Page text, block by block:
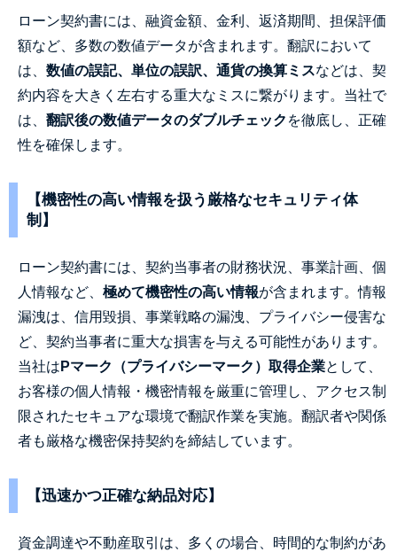
ローン契約書には、融資金額、金利、返済期間、担保評価
額など、多数の数値データが含まれます。翻訳において
は、 数値の誤記、単位の誤訳、通貨の換算ミスなどは、契
約内容を大きく左右する重大なミスに繋がります。当社で
は、 翻訳後の数値データのダブルチェック を徹底し、正確
性を確保します。
【機密性の高い情報を扱う厳格なセキュリティ体
制】
ローン契約書には、契約当事者の財務状況、事業計画、個
人情報など、 極めて機密性の高い情報が含まれます。情報
漏洩は、信用毀損、事業戦略の漏洩、プライバシー侵害な
ど、契約当事者に重大な損害を与える可能性があります。
当社は Pマーク（プライバシーマーク）取得企業として、
お客様の個人情報・機密情報を厳重に管理し、アクセス制
限されたセキュアな環境で翻訳作業を実施。翻訳者や関係
者も厳格な機密保持契約を締結しています。
【迅速かつ正確な納品対応】
資金調達や不動産取引は、多くの場合、時間的な制約があ